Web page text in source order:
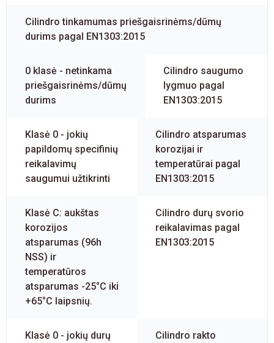
Cilindro tinkamumas priešgaisrinėms/dūmų
durims pagal EN1303:2015
0 klasė - netinkama
priešgaisrinėms/dūmų
durims
Cilindro saugumo
lygmuo pagal
EN1303:2015
Klasė 0 - jokių
papildomų specifinių
reikalavimų
saugumui užtikrinti
Cilindro atsparumas
korozijai ir
temperatūrai pagal
EN1303:2015
Klasė C: aukštas
korozijos
atsparumas (96h
NSS) ir
temperatūros
atsparumas -25°C iki
+65°C laipsnių.
Cilindro durų svorio
reikalavimas pagal
EN1303:2015
Klasė 0 - jokių durų
Cilindro rakto